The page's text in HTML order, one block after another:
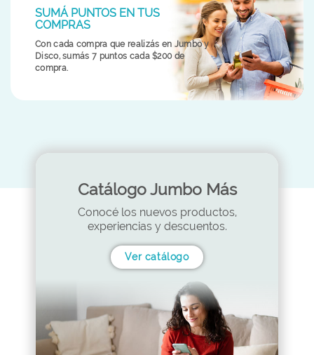
SUMÁ PUNTOS EN TUS
COMPRAS
Con cada compra que realizás en Jumbo y
Disco, sumás 7 puntos cada $200 de
compra.
Catálogo Jumbo Más
Conocé los nuevos productos,
experiencias y descuentos.
Ver catálogo